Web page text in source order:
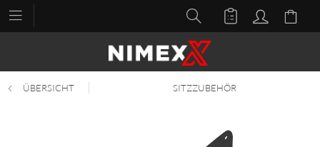
ÜBERSICHT SITZZUBEHÖR